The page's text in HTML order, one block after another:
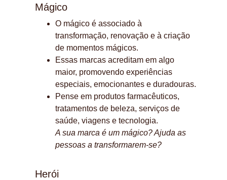
Mágico
O mágico é associado à
transformação, renovação e à criação
de momentos mágicos.
Essas marcas acreditam em algo
maior, promovendo experiências
especiais, emocionantes e duradouras.
Pense em produtos farmacêuticos,
tratamentos de beleza, serviços de
saúde, viagens e tecnologia.
A sua marca é um mágico? Ajuda as
pessoas a transformarem-se?
Herói